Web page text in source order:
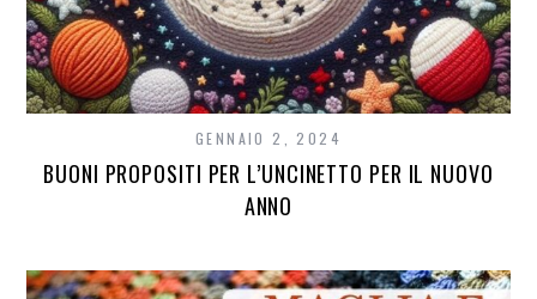
GENNAIO 2, 2024
BUONI PROPOSITI PER L’UNCINETTO PER IL NUOVO
ANNO